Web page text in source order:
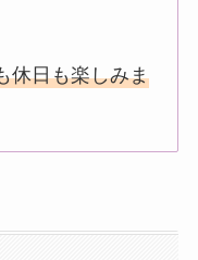
休日も楽しみま